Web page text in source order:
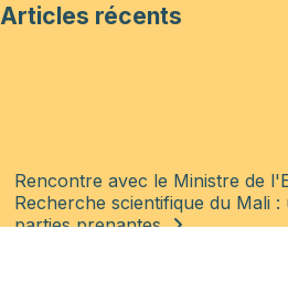
Articles récents
Rencontre avec le Ministre de
Recherche scientifique du Mali
parties prenantes